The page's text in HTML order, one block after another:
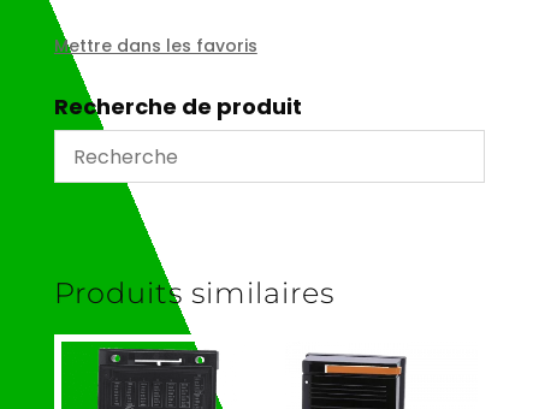
pour
6233
Mettre dans les favoris
Recherche de produit
Produits similaires